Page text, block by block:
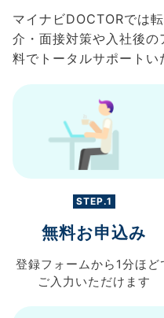
マイナビDOCTORでは
介・面接対策や入社後
料でトータルサポートい
STEP.1
無料お申込み
登録フォームから 1分ほど
ご入力 いただけます